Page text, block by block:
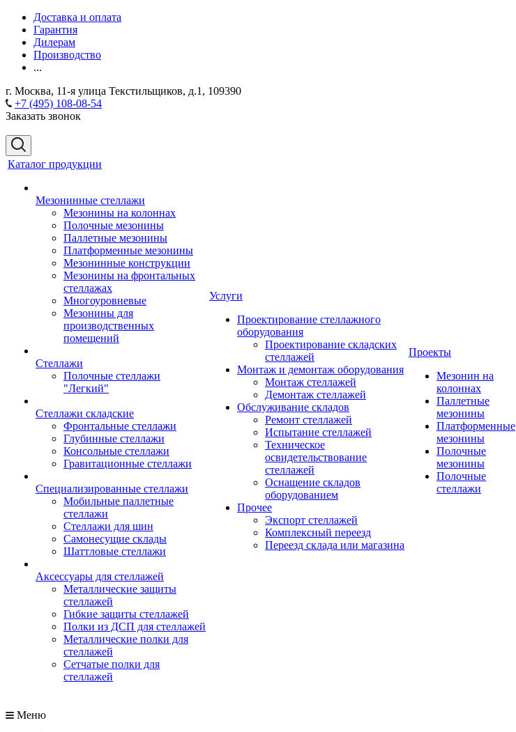
Доставка и оплата
Гарантия
Дилерам
Производство
...
г. Москва, 11-я улица Текстильщиков, д.1, 109390
+7 (495) 108-08-54
Заказать звонок
Каталог продукции
Мезонинные стеллажи
Мезонины на колоннах
Полочные мезонины
Паллетные мезонины
Платформенные мезонины
Мезонинные конструкции
Мезонины на фронтальных
стеллажах
Многоуровневые
Мезонины для
производственных
помещений
Стеллажи
Полочные стеллажи
"Легкий"
Стеллажи складские
Фронтальные стеллажи
Глубинные стеллажи
Консольные стеллажи
Гравитационные стеллажи
Специализированные стеллажи
Мобильные паллетные
стеллажи
Стеллажи для шин
Самонесущие склады
Шаттловые стеллажи
Аксессуары для стеллажей
Металлические защиты
стеллажей
Гибкие защиты стеллажей
Полки из ДСП для стеллажей
Металлические полки для
стеллажей
Сетчатые полки для
стеллажей
Услуги
Проектирование стеллажного
оборудования
Проектирование складских
стеллажей
Монтаж и демонтаж оборудования
Монтаж стеллажей
Демонтаж стеллажей
Обслуживание складов
Ремонт стеллажей
Испытание стеллажей
Техническое
освидетельствование
стеллажей
Оснащение складов
оборудованием
Прочее
Экспорт стеллажей
Комплексный переезд
Переезд склада или магазина
Проекты
Мезонин на
колоннах
Паллетные
мезонины
Платформенные
мезонины
Полочные
мезонины
Полочные
стеллажи
Меню